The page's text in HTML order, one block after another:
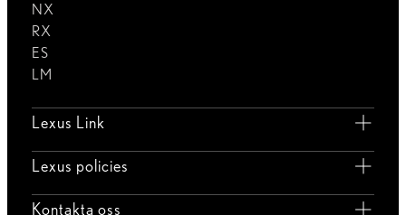
NX
RX
ES
LM
Lexus Link
Lexus policies
Kontakta oss